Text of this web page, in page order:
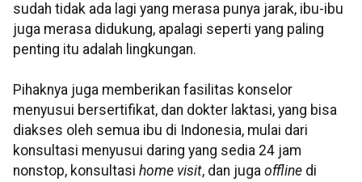
sudah tidak ada lagi yang merasa punya jarak, ibu-ibu
juga merasa didukung, apalagi seperti yang paling
penting itu adalah lingkungan.
Pihaknya juga memberikan fasilitas konselor
menyusui bersertifikat, dan dokter laktasi, yang bisa
diakses oleh semua ibu di Indonesia, mulai dari
konsultasi menyusui daring yang sedia 24 jam
nonstop, konsultasi home visit, dan juga offline di